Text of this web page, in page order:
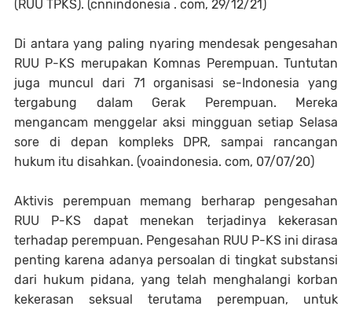
(RUU TPKS). (cnnindonesia . com, 29/12/21)
Di antara yang paling nyaring mendesak pengesahan
RUU P-KS merupakan Komnas Perempuan. Tuntutan
juga muncul dari 71 organisasi se-Indonesia yang
tergabung dalam Gerak Perempuan. Mereka
mengancam menggelar aksi mingguan setiap Selasa
sore di depan kompleks DPR, sampai rancangan
hukum itu disahkan. (voaindonesia. com, 07/07/20)
Aktivis perempuan memang berharap pengesahan
RUU P-KS dapat menekan terjadinya kekerasan
terhadap perempuan. Pengesahan RUU P-KS ini dirasa
penting karena adanya persoalan di tingkat substansi
dari hukum pidana, yang telah menghalangi korban
kekerasan seksual terutama perempuan, untuk